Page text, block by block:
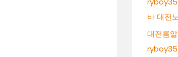
바 대전
대전룸